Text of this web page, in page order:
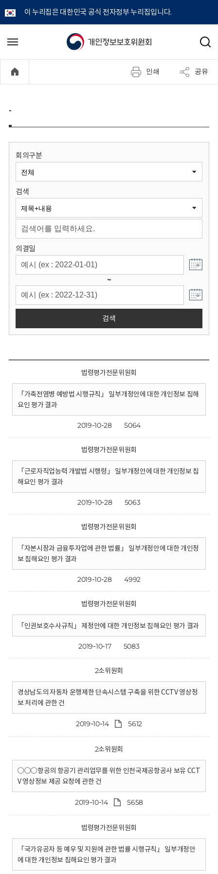
이 누리집은 대한민국 공식 전자정부 누리집입니다.
개
정
보
원
회
메
기
검
인쇄 공유
-
회의구분
검색
의결일
~
검색
법령평가전문위원회
「가축전염병 예방법 시행규칙」 일부개정안에 대한 개인정보 침해
요인 평가 결과
2019-10-28 5064
법령평가전문위원회
「근로자직업능력 개발법 시행령」 일부개정안에 대한 개인정보 침
해요인 평가 결과
2019-10-28 5063
법령평가전문위원회
「자본시장과 금융투자업에 관한 법률」 일부개정안에 대한 개인정
보 침해요인 평가 결과
2019-10-28 4992
법령평가전문위원회
「인권보호수사규칙」 제정안에 대한 개인정보 침해요인 평가 결과
2019-10-17 5083
2소위원회
경상남도의 자동차 운행제한 단속시스템 구축을 위한 CCTV 영상정
보 처리에 관한 건
2019-10-14 5612
2소위원회
○○○항공의 항공기 관리업무를 위한 인천국제공항공사 보유 CCT
V 영상정보 제공 요청에 관한 건
2019-10-14 5658
법령평가전문위원회
「국가유공자 등 예우 및 지원에 관한 법률 시행규칙」 일부개정안
에 대한 개인정보 침해요인 평가 결과